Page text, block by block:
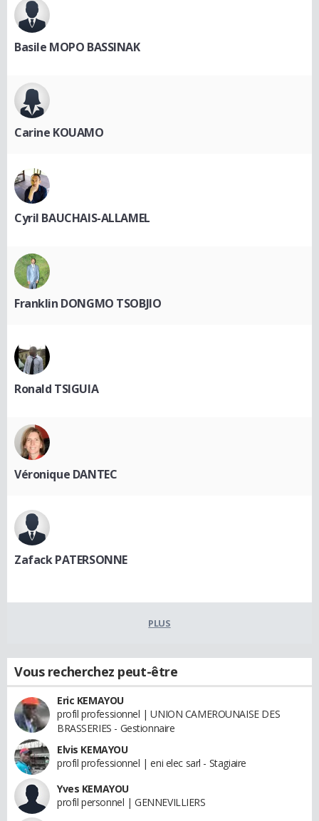
Basile MOPO BASSINAK
Carine KOUAMO
Cyril BAUCHAIS-ALLAMEL
Franklin DONGMO TSOBJIO
Ronald TSIGUIA
Véronique DANTEC
Zafack PATERSONNE
PLUS
Vous recherchez peut-être
Eric KEMAYOU
profil professionnel | UNION CAMEROUNAISE DES
BRASSERIES - Gestionnaire
Elvis KEMAYOU
profil professionnel | eni elec sarl - Stagiaire
Yves KEMAYOU
profil personnel | GENNEVILLIERS